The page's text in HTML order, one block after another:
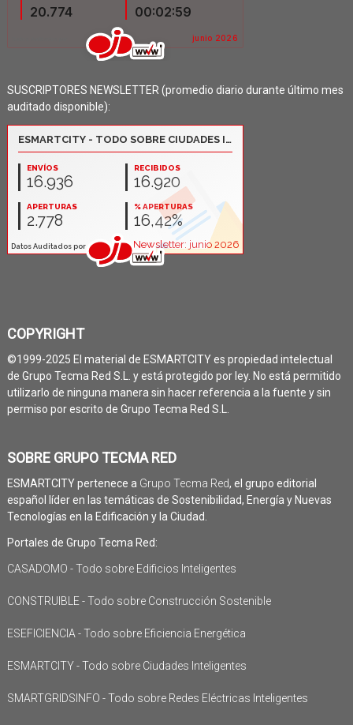
SUSCRIPTORES NEWSLETTER (promedio diario durante último mes
auditado disponible):
COPYRIGHT
©1999-2025 El material de ESMARTCITY es propiedad intelectual
de Grupo Tecma Red S.L. y está protegido por ley. No está permitido
utilizarlo de ninguna manera sin hacer referencia a la fuente y sin
permiso por escrito de Grupo Tecma Red S.L.
SOBRE GRUPO TECMA RED
ESMARTCITY pertenece a Grupo Tecma Red, el grupo editorial
español líder en las temáticas de Sostenibilidad, Energía y Nuevas
Tecnologías en la Edificación y la Ciudad.
Portales de Grupo Tecma Red:
CASADOMO - Todo sobre Edificios Inteligentes
CONSTRUIBLE - Todo sobre Construcción Sostenible
ESEFICIENCIA - Todo sobre Eficiencia Energética
ESMARTCITY - Todo sobre Ciudades Inteligentes
SMARTGRIDSINFO - Todo sobre Redes Eléctricas Inteligentes